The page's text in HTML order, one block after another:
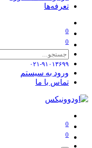
تعرفه‌ها
0
0
۰۲۱-۹۱۰۱۳۶۹۹
ورود به سیستم
تماس با ما
0
0